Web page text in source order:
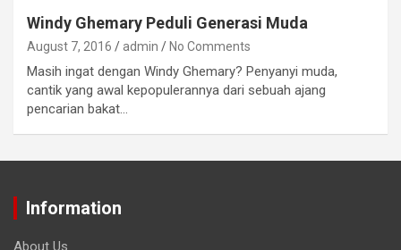
Windy Ghemary Peduli Generasi Muda
August 7, 2016 admin No Comments
Masih ingat dengan Windy Ghemary? Penyanyi muda,
cantik yang awal kepopulerannya dari sebuah ajang
pencarian bakat…
Information
About Us